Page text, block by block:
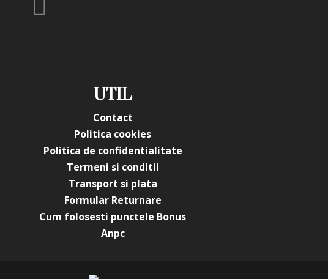
UTIL
Contact
Politica cookies
Politica de confidentialitate
Termeni si conditii
Transport si plata
Formular Returnare
Cum folosesti punctele Bonus
Anpc